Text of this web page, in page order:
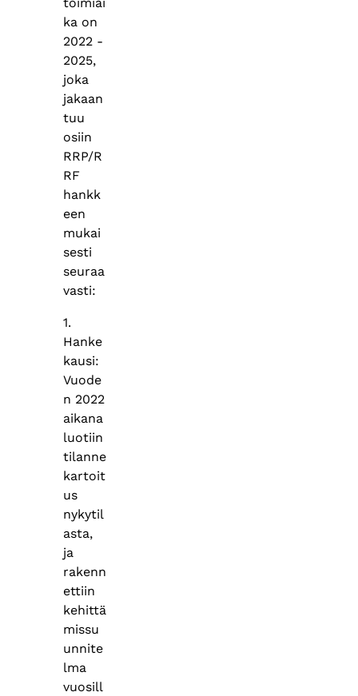
ka on
2022 -
2025,
joka
jakaan
tuu
osiin
RRP/R
RF
hankk
een
mukai
sesti
seuraa
vasti:
1.
Hanke
kausi:
Vuode
n 2022
aikana
luotiin
tilanne
kartoit
us
nykytil
asta,
ja
rakenn
ettiin
kehittä
missu
unnite
lma
vuosill